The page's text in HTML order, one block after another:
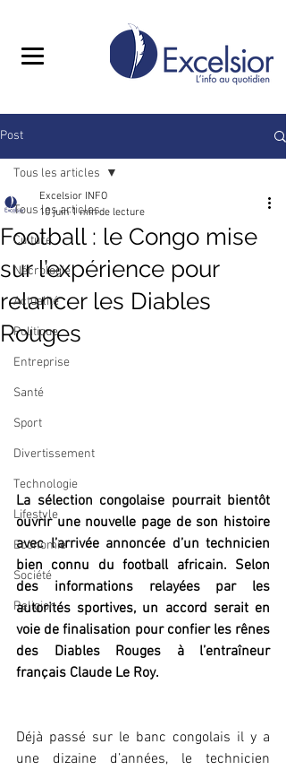
Post
Tous les articles
Culture
Nécrologie
Actualité
Politique
Entreprise
Santé
Sport
Divertissement
Technologie
Lifestyle
Economie
Société
Religion
Tous les articles
Football : le Congo mise
sur l’expérience pour
relancer les Diables
Rouges
Excelsior INFO
10 juin 1 min de lecture
La sélection congolaise pourrait bientôt
ouvrir une nouvelle page de son histoire
avec l’arrivée annoncée d’un technicien
bien connu du football africain. Selon
des informations relayées par les
autorités sportives, un accord serait en
voie de finalisation pour confier les rênes
des Diables Rouges à l’entraîneur
français Claude Le Roy.
Déjà passé sur le banc congolais il y a
une dizaine d’années, le technicien